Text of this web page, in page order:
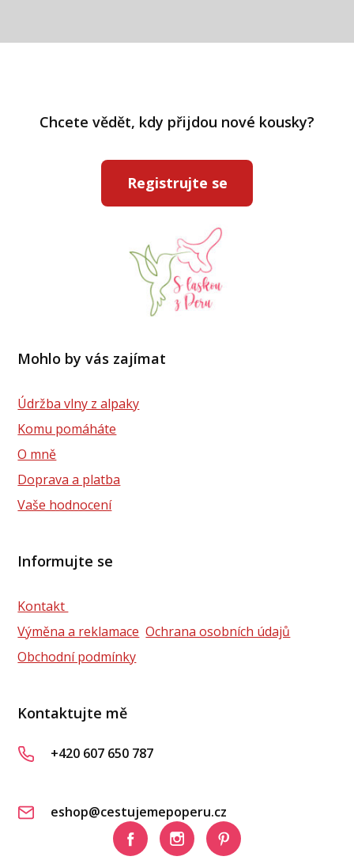
Chcete vědět, kdy přijdou nové kousky?
Registrujte se
Mohlo by vás zajímat
Údržba vlny z alpaky
Komu pomáháte
O mně
Doprava a platba
Vaše hodnocení
Informujte se
Kontakt
Výměna a reklamace Ochrana osobních údajů
Obchodní podmínky
Kontaktujte mě
+420 607 650 787
eshop@cestujemepoperu.cz